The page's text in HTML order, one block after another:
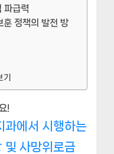
파급력
훈 정책의 발전 방
!
과에서 시행하는
및 사망위로금